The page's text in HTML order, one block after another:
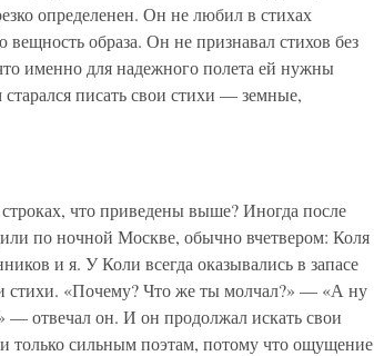
определенен. Он не любил в стихах
образа. Он не признавал стихов без
именно для надежного полета ей нужны
писать свои стихи — земные,
что приведены выше? Иногда после
по ночной Москве, обычно вчетвером: Коля
и я. У Коли всегда оказывались в запасе
стихи. «Почему? Что же ты молчал?» — «А ну
— отвечал он. И он продолжал искать свои
только сильным поэтам, потому что ощущение